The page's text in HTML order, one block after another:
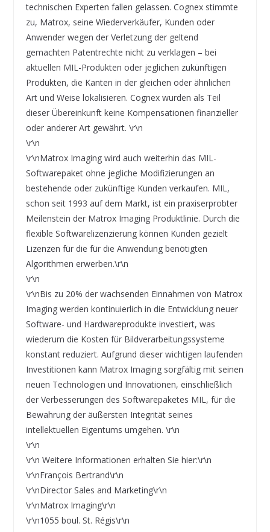
technischen Experten fallen gelassen. Cognex stimmte
zu, Matrox, seine Wiederverkäufer, Kunden oder
Anwender wegen der Verletzung der geltend
gemachten Patentrechte nicht zu verklagen – bei
aktuellen MIL-Produkten oder jeglichen zukünftigen
Produkten, die Kanten in der gleichen oder ähnlichen
Art und Weise lokalisieren. Cognex wurden als Teil
dieser Übereinkunft keine Kompensationen finanzieller
oder anderer Art gewährt. \r\n
\r\n
\r\nMatrox Imaging wird auch weiterhin das MIL-
Softwarepaket ohne jegliche Modifizierungen an
bestehende oder zukünftige Kunden verkaufen. MIL,
schon seit 1993 auf dem Markt, ist ein praxiserprobter
Meilenstein der Matrox Imaging Produktlinie. Durch die
flexible Softwarelizenzierung können Kunden gezielt
Lizenzen für die für die Anwendung benötigten
Algorithmen erwerben.\r\n
\r\n
\r\nBis zu 20% der wachsenden Einnahmen von Matrox
Imaging werden kontinuierlich in die Entwicklung neuer
Software- und Hardwareprodukte investiert, was
wiederum die Kosten für Bildverarbeitungssysteme
konstant reduziert. Aufgrund dieser wichtigen laufenden
Investitionen kann Matrox Imaging sorgfältig mit seinen
neuen Technologien und Innovationen, einschließlich
der Verbesserungen des Softwarepaketes MIL, für die
Bewahrung der äußersten Integrität seines
intellektuellen Eigentums umgehen. \r\n
\r\n
\r\n Weitere Informationen erhalten Sie hier:\r\n
\r\nFrançois Bertrand\r\n
\r\nDirector Sales and Marketing\r\n
\r\nMatrox Imaging\r\n
\r\n1055 boul. St. Régis\r\n